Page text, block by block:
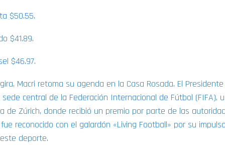
$50.55.
$41.89.
$46.97.
Macri retoma su agenda en la Casa Rosada. El
central de la Federación Internacional de Fútbol (FIFA),
de Zúrich, donde recibió un premio por parte de las
reconocido con el galardón «Living Football» por su
deporte.